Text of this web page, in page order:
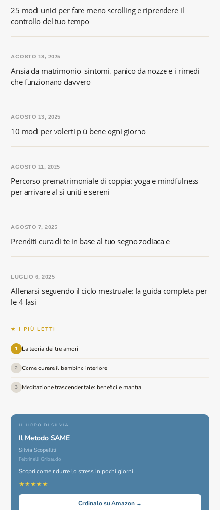
25 modi unici per fare meno scrolling e riprendere il
controllo del tuo tempo
Ansia da matrimonio: sintomi, panico da nozze e i rimedi
che funzionano davvero
AGOSTO 18, 2025
10 modi per volerti più bene ogni giorno
AGOSTO 13, 2025
Percorso prematrimoniale di coppia: yoga e mindfulness
per arrivare al sì uniti e sereni
AGOSTO 11, 2025
Prenditi cura di te in base al tuo segno zodiacale
AGOSTO 7, 2025
Allenarsi seguendo il ciclo mestruale: la guida completa per
le 4 fasi
LUGLIO 6, 2025
★ I PIÙ LETTI
1 La teoria dei tre amori
2 Come curare il bambino interiore
3 Meditazione trascendentale: benefici e mantra
IL LIBRO DI SILVIA
Il Metodo SAME
Silvia Scopelliti
Feltrinelli Gribaudo
Scopri come ridurre lo stress in pochi giorni
★★★★★
Ordinalo su Amazon →